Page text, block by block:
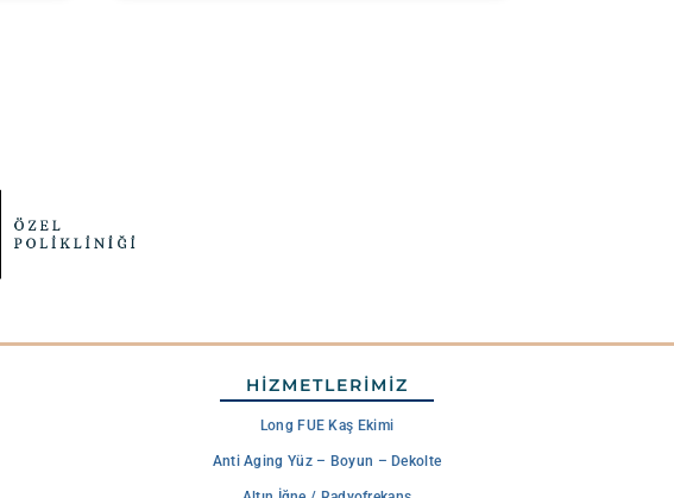
HIZMETLERIMIZ
Long FUE Kaş Ekimi
Anti Aging Yüz – Boyun – Dekolte